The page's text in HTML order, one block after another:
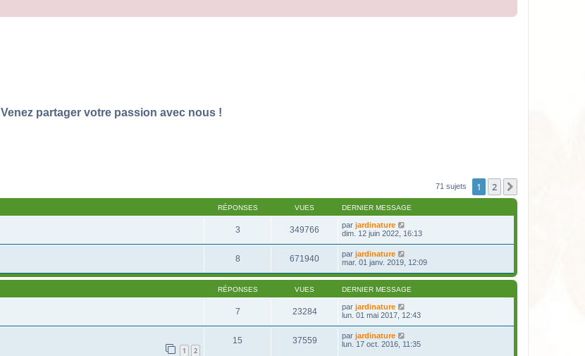
Venez partager votre passion avec nous !
71 sujets 1 2
RÉPONSES VUES DERNIER MESSAGE
3 349766 par jardinature
dim. 12 juin 2022, 16:13
8 671940 par jardinature
mar. 01 janv. 2019, 12:09
RÉPONSES VUES DERNIER MESSAGE
7 23284 par jardinature
lun. 01 mai 2017, 12:43
1 2
15 37559 par jardinature
lun. 17 oct. 2016, 11:35